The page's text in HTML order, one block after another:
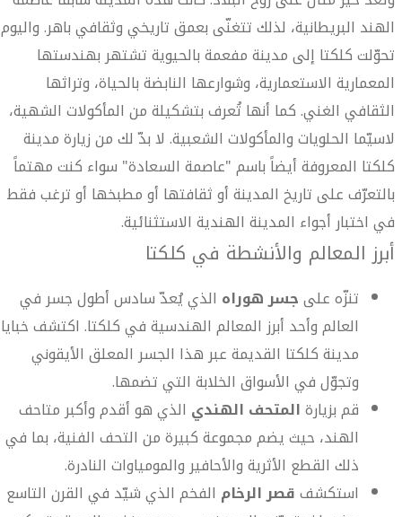
الهند البريطانية، لذلك تتغنّى بعمق تاريخي وثقافي باهر.
تحوّلت كلكتا إلى مدينة مفعمة بالحيوية تشتهر بهندستها
المعمارية الاستعمارية، وشوارعها النابضة بالحياة، وتراثها
الثقافي الغني. كما أنها تُعرف بتشكيلة من المأكولات الشهية،
لاسيّما الحلويات والمأكولات الشعبية. لا بدّ لك من زيارة مدينة
كلكتا المعروفة أيضاً باسم "عاصمة السعادة" سواء كنت مهتماً
بالتعرّف على تاريخ المدينة أو ثقافتها أو مطبخها أو ترغب فقط
في اختبار أجواء المدينة الهندية الاستثنائية.
أبرز المعالم والأنشطة في كلكتا
تنزّه علىجسر هوراه الذي يُعدّ سادس أطول جسر في
العالم وأحد أبرز المعالم الهندسية في كلكتا. اكتشف خبايا
مدينة كلكتا القديمة عبر هذا الجسر المعلق الأيقوني
وتجوّل في الأسواق الخلابة التي تضمها.
قم بزيارةالمتحف الهندي الذي هو أقدم وأكبر متاحف
الهند، حيث يضم مجموعة كبيرة من التحف الفنية، بما في
ذلك القطع الأثرية والأحافير والمومياوات النادرة.
استكشفقصر الرخام الفخم الذي شيّد في القرن التاسع